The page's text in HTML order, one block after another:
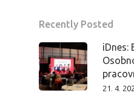
Recently Posted
iDnes:
21. 4.